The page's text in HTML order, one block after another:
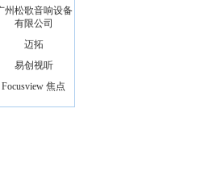
州松歌音响设备
有限公司
迈拓
易创视听
Focusview 焦点